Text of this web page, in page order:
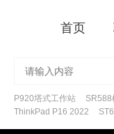
首页
P920塔式工作站 SR588
ThinkPad P16 2022